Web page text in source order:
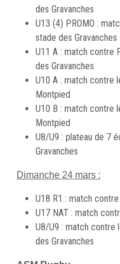
des Gravanches
U13 (4) PROMO :
stade des Gravanches
U11 A : match contre
des Gravanches
U10 A : match contre
Montpied
U10 B : match contre
Montpied
U8/U9 : plateau de 7
Gravanches
Dimanche 24 mars :
U18 R1 : match
U17 NAT : match
U8/U9 : match contre
des Gravanches